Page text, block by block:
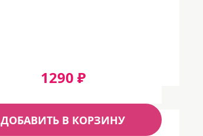
1290 ₽
ДОБАВИТЬ В КОРЗИНУ